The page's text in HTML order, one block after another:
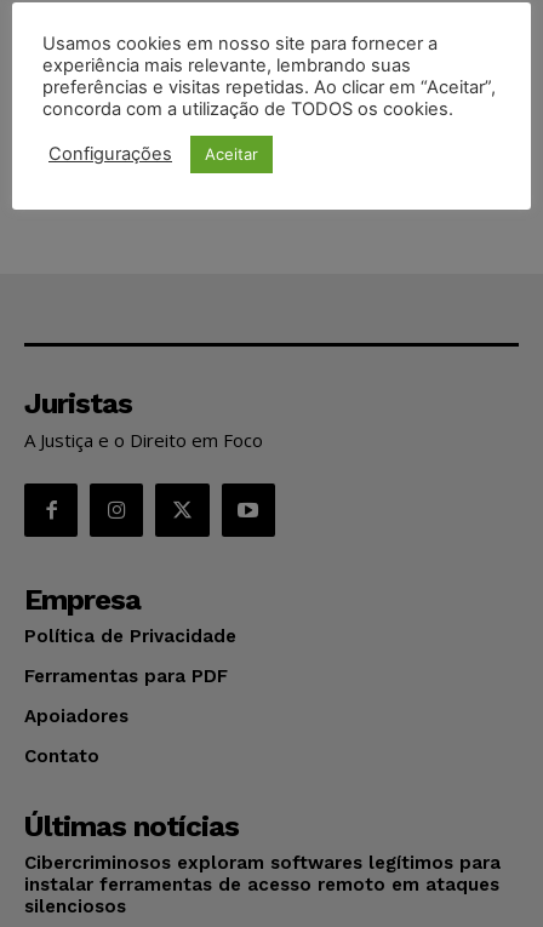
máxima para magistrados e regulamenta perda do cargo
Justiça de SP rejeita ação da família de Alexandre de Moraes
contra senador Alessandro Vieira
Conselho Nacional de Justiça determina afastamento da juíza
Gabriela Hardt por dois anos
Juristas
A Justiça e o Direito em Foco
Empresa
Política de Privacidade
Ferramentas para PDF
Apoiadores
Contato
Últimas notícias
Cibercriminosos exploram softwares legítimos para
instalar ferramentas de acesso remoto em ataques
silenciosos
Usamos cookies em nosso site para fornecer a
experiência mais relevante, lembrando suas
preferências e visitas repetidas. Ao clicar em “Aceitar”,
concorda com a utilização de TODOS os cookies.
Configurações Aceitar